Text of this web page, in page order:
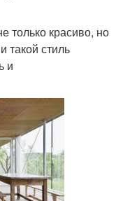
только красиво, но
такой стиль
и